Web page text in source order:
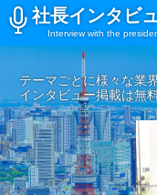
社長インタビ
Interview with the
テーマごとに様々な業
インタビュー掲載は無